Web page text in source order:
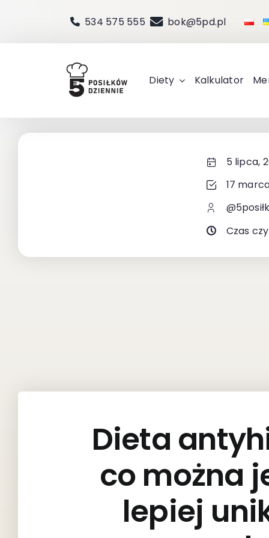
zawartości
534 575 555 bok@5pd.pl
Diety Kalkulator
5 lipca,
17
Czas
Dieta
co można
lepiej